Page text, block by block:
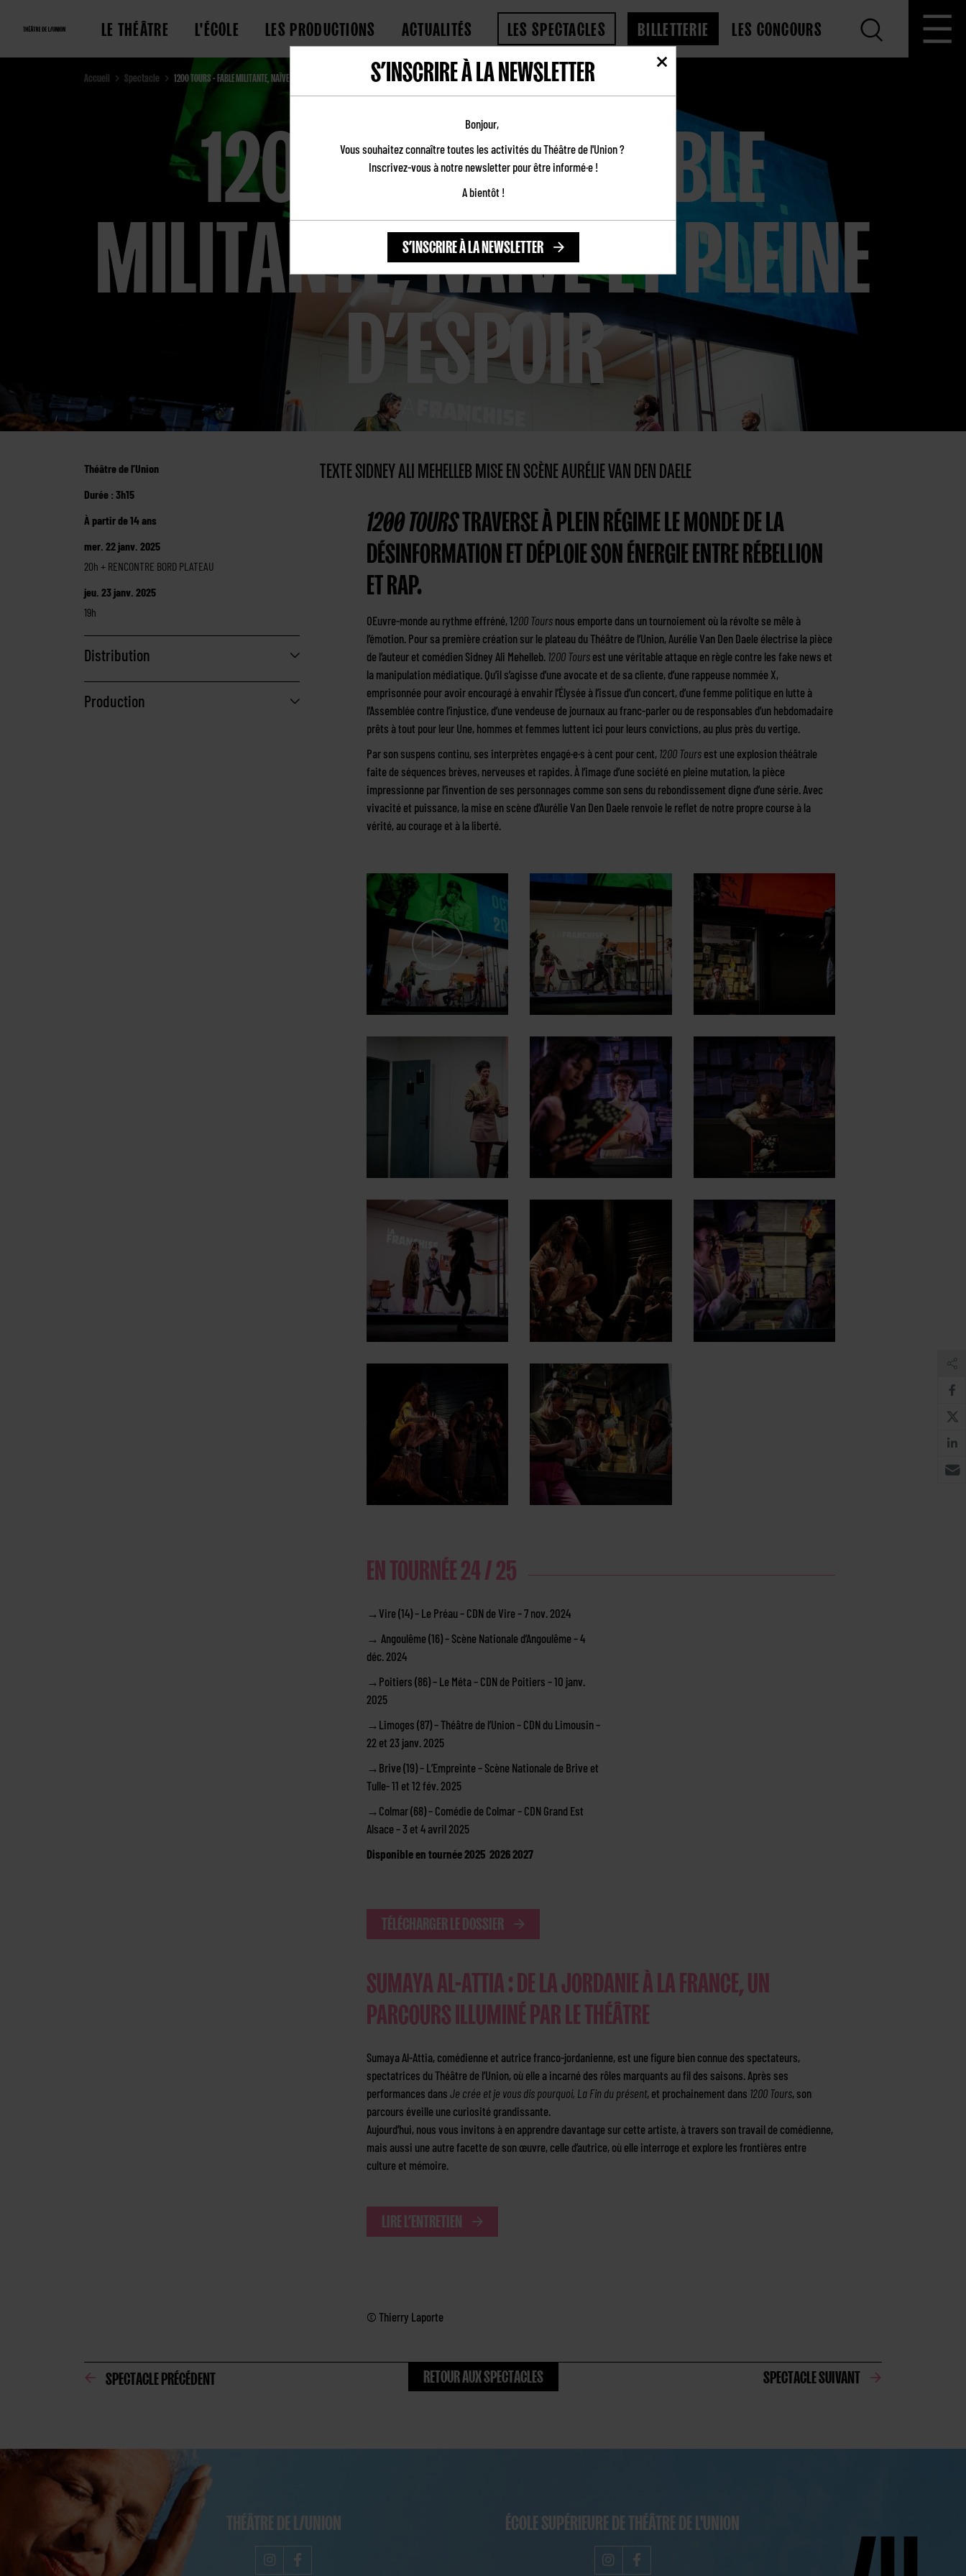
LE THÉÂTRE L'ÉCOLE LES PRODUCTIONS ACTUALITÉS LES SPECTACLES BILLETTERIE LES CONCOURS
Accueil Spectacle 12OO TOURS - FABLE MILITANTE, NAÏVE ET PLEINE D’ESPOIR
12OO TOURS – FABLE
MILITANTE, NAÏVE ET PLEINE
D’ESPOIR
Théâtre de l’Union
Durée : 3h15
À partir de 14 ans
mer. 22 janv. 2025
20h + RENCONTRE BORD PLATEAU
jeu. 23 janv. 2025
19h
Distribution
Production
TEXTE SIDNEY ALI MEHELLEB MISE EN SCÈNE AURÉLIE VAN DEN DAELE
1200 TOURSTRAVERSE À PLEIN RÉGIME LE MONDE DE LA
DÉSINFORMATION ET DÉPLOIE SON ÉNERGIE ENTRE RÉBELLION
ET RAP.
OEuvre-monde au rythme effréné, 1200 Tours nous emporte dans un tournoiement où la révolte se mêle à
l’émotion. Pour sa première création sur le plateau du Théâtre de l’Union, Aurélie Van Den Daele électrise la pièce
de l’auteur et comédien Sidney Ali Mehelleb. 1200 Tours est une véritable attaque en règle contre les fake news et
la manipulation médiatique. Qu’il s’agisse d’une avocate et de sa cliente, d’une rappeuse nommée X,
emprisonnée pour avoir encouragé à envahir l’Élysée à l’issue d’un concert, d’une femme politique en lutte à
l’Assemblée contre l’injustice, d’une vendeuse de journaux au franc-parler ou de responsables d’un hebdomadaire
prêts à tout pour leur Une, hommes et femmes luttent ici pour leurs convictions, au plus près du vertige.
Par son suspens continu, ses interprètes engagé·e·s à cent pour cent, 1200 Tours est une explosion théâtrale
faite de séquences brèves, nerveuses et rapides. À l’image d’une société en pleine mutation, la pièce
impressionne par l’invention de ses personnages comme son sens du rebondissement digne d’une série. Avec
vivacité et puissance, la mise en scène d’Aurélie Van Den Daele renvoie le reflet de notre propre course à la
vérité, au courage et à la liberté.
EN TOURNÉE 24 / 25
→Vire (14) – Le Préau – CDN de Vire – 7 nov. 2024
→ Angoulême (16) – Scène Nationale d’Angoulême – 4
déc. 2024
→ Poitiers (86) – Le Méta – CDN de Poitiers – 10 janv.
2025
→ Limoges (87) – Théâtre de l’Union – CDN du Limousin –
22 et 23 janv. 2025
→ Brive (19) – L’Empreinte – Scène Nationale de Brive et
Tulle- 11 et 12 fév. 2025
→ Colmar (68) – Comédie de Colmar – CDN Grand Est
Alsace – 3 et 4 avril 2025
Disponible en tournée 2025 2026 2027
TÉLÉCHARGER LE DOSSIER
SUMAYA AL-ATTIA : DE LA JORDANIE À LA FRANCE, UN
PARCOURS ILLUMINÉ PAR LE THÉÂTRE
Sumaya Al-Attia, comédienne et autrice franco-jordanienne, est une figure bien connue des spectateurs,
spectatrices du Théâtre de l’Union, où elle a incarné des rôles marquants au fil des saisons. Après ses
performances dansJe crée et je vous dis pourquoi, La Fin du présent, et prochainement dans 1200 Tours, son
parcours éveille une curiosité grandissante.
Aujourd’hui, nous vous invitons à en apprendre davantage sur cette artiste, à travers son travail de comédienne,
mais aussi une autre facette de son œuvre, celle d’autrice, où elle interroge et explore les frontières entre
culture et mémoire.
LIRE L’ENTRETIEN
© Thierry Laporte
SPECTACLE PRÉCÉDENT RETOUR AUX SPECTACLES SPECTACLE SUIVANT
THÉÂTRE DE L/UNION ÉCOLE SUPÉRIEURE DE THÉÂTRE DE L'UNION
S’INSCRIRE À LA NEWSLETTER
Bonjour,
Vous souhaitez connaître toutes les activités du Théâtre de l'Union ?
Inscrivez-vous à notre newsletter pour être informé·e !
A bientôt !
S’INSCRIRE À LA NEWSLETTER